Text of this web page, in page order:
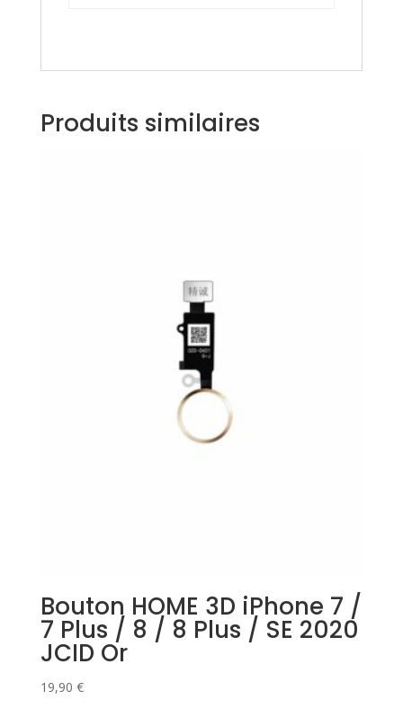
Produits similaires
Bouton HOME 3D iPhone 7 /
7 Plus / 8 / 8 Plus / SE 2020
JCID Or
19,90 €